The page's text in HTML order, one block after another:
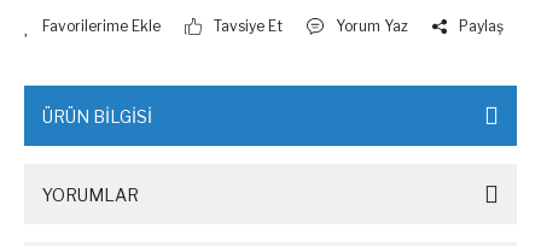
Tavsiye Et Yorum Yaz Paylaş
ÜRÜN BİLGİSİ
YORUMLAR